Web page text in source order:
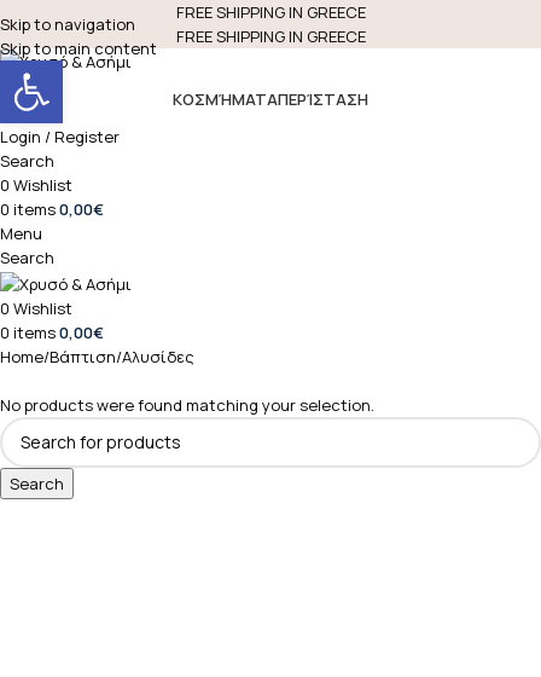
Skip to navigation
Skip to main content
FREE SHIPPING IN GREECE
FREE SHIPPING IN GREECE
ΚΟΣΜΉΜΑΤΑΠΕΡΊΣΤΑΣΗ
Login / Register
Search
0 Wishlist
0 items0,00€
Menu
Search
0 Wishlist
0 items0,00€
Home Βάπτιση Αλυσίδες
No products were found matching your selection.
Search
Open toolbar